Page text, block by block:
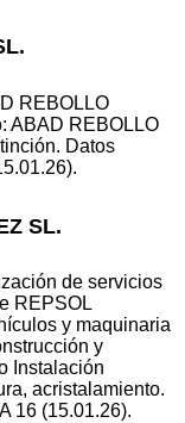
REBOLLO
ABAD REBOLLO
Datos
SL.
de servicios
REPSOL
y maquinaria
y
Instalación
acristalamiento.
16 (15.01.26).